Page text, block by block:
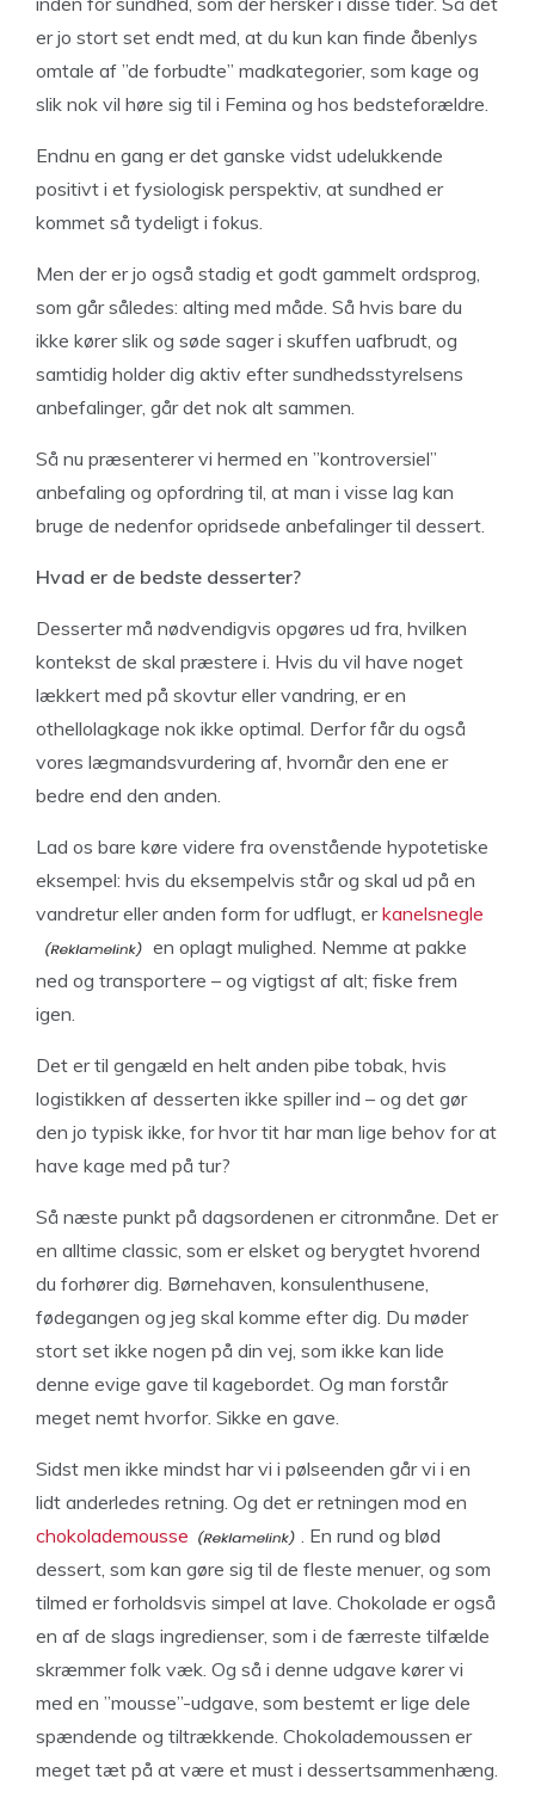
er jo stort set endt med, at du kun kan finde åbenlys
omtale af ”de forbudte” madkategorier, som kage og
slik nok vil høre sig til i Femina og hos bedsteforældre.
Endnu en gang er det ganske vidst udelukkende
positivt i et fysiologisk perspektiv, at sundhed er
kommet så tydeligt i fokus.
Men der er jo også stadig et godt gammelt ordsprog,
som går således: alting med måde. Så hvis bare du
ikke kører slik og søde sager i skuffen uafbrudt, og
samtidig holder dig aktiv efter sundhedsstyrelsens
anbefalinger, går det nok alt sammen.
Så nu præsenterer vi hermed en ”kontroversiel”
anbefaling og opfordring til, at man i visse lag kan
bruge de nedenfor opridsede anbefalinger til dessert.
Hvad er de bedste desserter?
Desserter må nødvendigvis opgøres ud fra, hvilken
kontekst de skal præstere i. Hvis du vil have noget
lækkert med på skovtur eller vandring, er en
othellolagkage nok ikke optimal. Derfor får du også
vores lægmandsvurdering af, hvornår den ene er
bedre end den anden.
Lad os bare køre videre fra ovenstående hypotetiske
eksempel: hvis du eksempelvis står og skal ud på en
vandretur eller anden form for udflugt, erkanelsnegle
en oplagt mulighed. Nemme at pakke
ned og transportere – og vigtigst af alt; fiske frem
igen.
Det er til gengæld en helt anden pibe tobak, hvis
logistikken af desserten ikke spiller ind – og det gør
den jo typisk ikke, for hvor tit har man lige behov for at
have kage med på tur?
Så næste punkt på dagsordenen er citronmåne. Det er
en alltime classic, som er elsket og berygtet hvorend
du forhører dig. Børnehaven, konsulenthusene,
fødegangen og jeg skal komme efter dig. Du møder
stort set ikke nogen på din vej, som ikke kan lide
denne evige gave til kagebordet. Og man forstår
meget nemt hvorfor. Sikke en gave.
Sidst men ikke mindst har vi i pølseenden går vi i en
lidt anderledes retning. Og det er retningen mod en
chokolademousse
. En rund og blød
dessert, som kan gøre sig til de fleste menuer, og som
tilmed er forholdsvis simpel at lave. Chokolade er også
en af de slags ingredienser, som i de færreste tilfælde
skræmmer folk væk. Og så i denne udgave kører vi
med en ”mousse”-udgave, som bestemt er lige dele
spændende og tiltrækkende. Chokolademoussen er
meget tæt på at være et must i dessertsammenhæng.